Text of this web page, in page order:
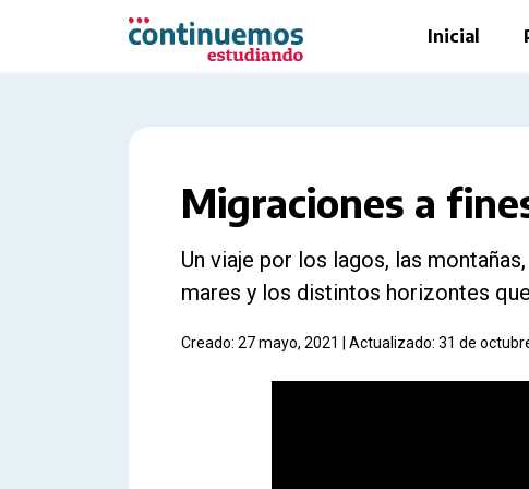
Saltar al contenido principal
Inicial
Migraciones a
Un viaje por los lagos, las
mares y los distintos horizontes
Creado: 27 mayo, 2021 | Actualizado: 31 de